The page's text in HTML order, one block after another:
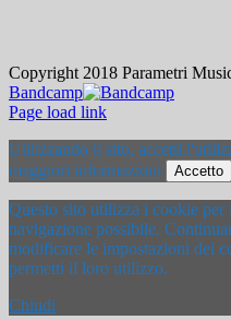
Copyright 2018 Parametri
Bandcamp
Page load link
Utilizzando il sito, accetti
maggiori informazioni
Accetto
Questo sito utilizza i cookie
navigazione possibile.
modificare le impostazioni dei
permetti il loro utilizzo.
Chiudi